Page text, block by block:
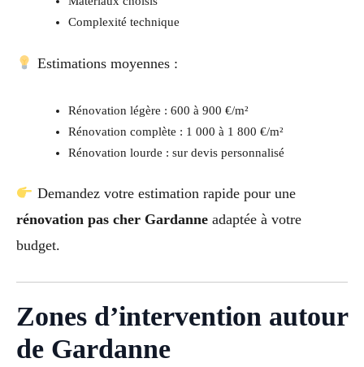
Complexité technique
Estimations moyennes :
Rénovation légère : 600 à 900 €/m²
Rénovation complète : 1 000 à 1 800 €/m²
Rénovation lourde : sur devis personnalisé
Demandez votre estimation rapide pour une
rénovation pas cher Gardanne adaptée à votre
budget.
Zones d’intervention autour
de Gardanne